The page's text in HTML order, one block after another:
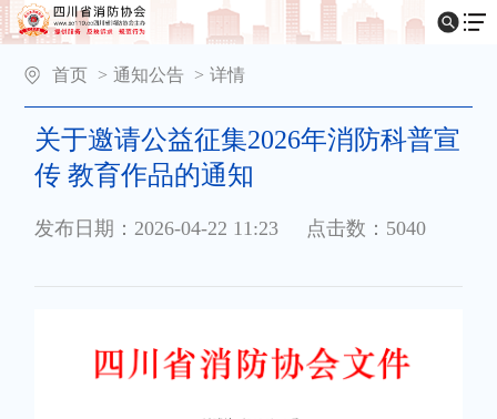
首页 > 通知公告 > 详情
关于邀请公益征集2026年消防科普宣
传 教育作品的通知
发布日期：2026-04-22 11:23 点击数：5040